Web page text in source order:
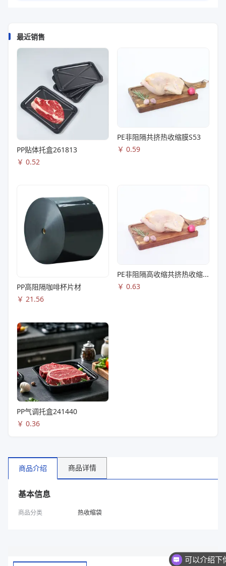
最近销售
PP贴体托盒261813
￥ 0.52
PE非阻隔共挤热收缩膜S53
￥ 0.59
PP高阻隔咖啡杯片材
￥ 21.56
PE非阻隔高收缩共挤热收缩膜S83
￥ 0.63
PP气调托盒241440
￥ 0.36
商品介绍 商品详情
基本信息
商品分类 热收缩袋